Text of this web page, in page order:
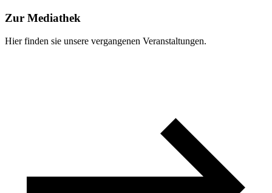
Zur Mediathek
Hier finden sie unsere vergangenen Veranstaltungen.